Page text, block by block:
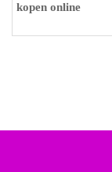
kopen online